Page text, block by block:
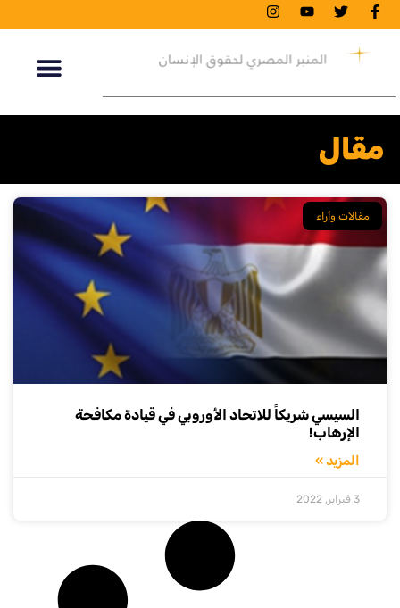
مقال
مقالات وأراء
السيسي شريكاً للاتحاد الأوروبي في قيادة مكافحة
الإرهاب!
المزيد »
3 فبراير, 2022